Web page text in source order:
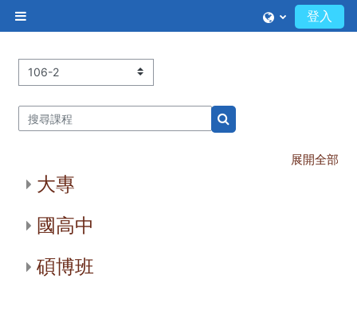
側板
登入
課程類別
搜尋課程
搜尋課程
展開全部
大專
國高中
碩博班